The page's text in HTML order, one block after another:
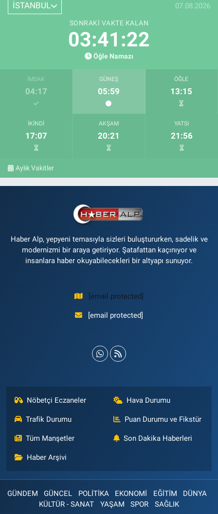
İSTANBUL 07.08.2026
SONRAKI VAKTE KALAN
03:41:22
Öğle Namazı
İMSAK
04:17
GÜNEŞ
05:59
ÖĞLE
13:15
İKINDI
17:07
AKŞAM
20:21
YATSI
21:56
Aylık Vakitler
Haber Alp, yepyeni temasıyla sizleri buluştururken, sadelik ve
modernizmi bir araya getiriyor. Şatafattan kaçınıyor ve
insanlara haber okuyabilecekleri bir altyapı sunuyor.
[email protected]
[email protected]
Nöbetçi Eczaneler Hava Durumu
Trafik Durumu Puan Durumu ve Fikstür
Tüm Manşetler Son Dakika Haberleri
Haber Arşivi
GÜNDEM GÜNCEL POLİTİKA EKONOMİ EĞİTİM
DÜNYA
KÜLTÜR - SANAT
YAŞAM SPOR SAĞLIK